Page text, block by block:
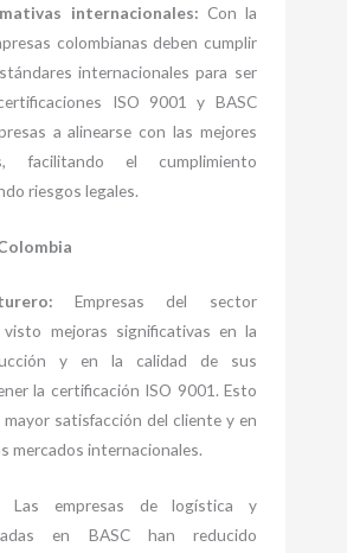
internacionales: Con la
colombianas deben cumplir
internacionales para ser
ISO 9001 y BASC
a alinearse con las mejores
facilitando el cumplimiento
riesgos legales.
Empresas del sector
mejoras significativas en la
y en la calidad de sus
la certificación ISO 9001. Esto
satisfacción del cliente y en
mercados internacionales.
Las empresas de logística y
en BASC han reducido